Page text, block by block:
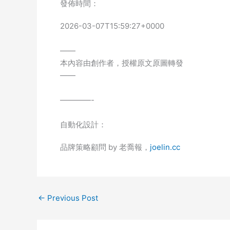
發佈時間：
2026-03-07T15:59:27+0000
——
本內容由創作者，授權原文原圖轉發
——
————-
自動化設計：
品牌策略顧問 by 老喬報， joelin.cc
← Previous Post